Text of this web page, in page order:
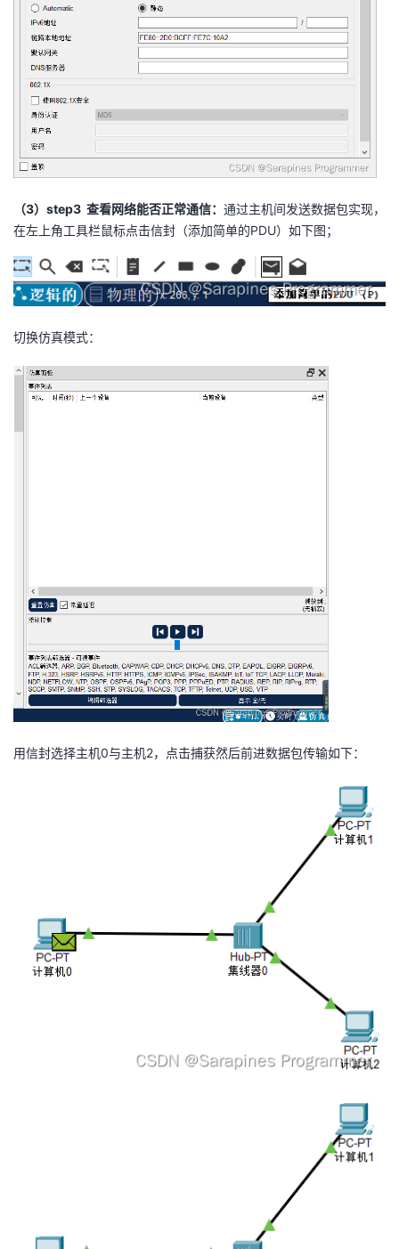
（3）step3 查看网络能否正常通信： 通过主机间发送数据包实现，
在左上角工具栏鼠标点击信封（添加简单的PDU）如下图；​
切换仿真模式：
用信封选择主机0与主机2，点击捕获然后前进数据包传输如下：​​